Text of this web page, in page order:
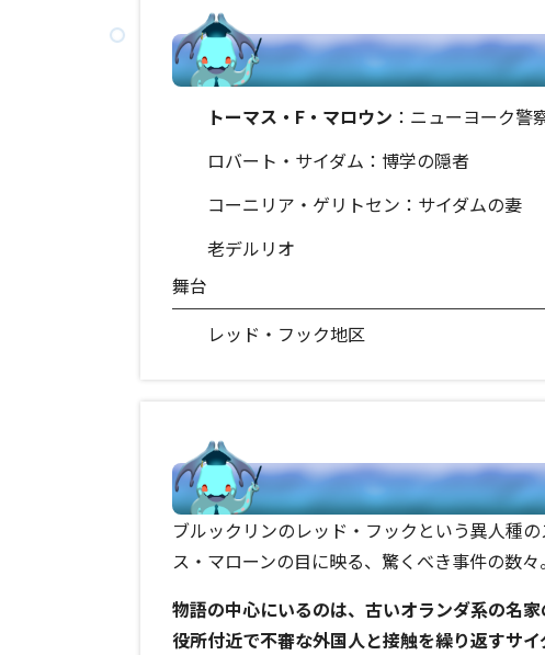
トーマス・F・マロウン ：ニューヨーク警
ロバート・サイダム：博学の隠者
コーニリア・ゲリトセン：サイダムの妻
老デルリオ
舞台
レッド・フック地区
ブルックリンのレッド・フックという異人種
ス・マローンの目に映る、驚くべき事件の数々。
物語の中心にいるのは、古いオランダ系の名
役所付近で不審な外国人と接触を繰り返すサイ